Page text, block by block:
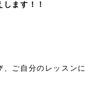
ます！！
ご自分のレッスンに